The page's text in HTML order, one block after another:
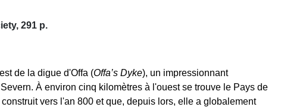
291 p.
de la digue d'Offa (Offa’s Dyke), un impressionnant
À environ cinq kilomètres à l'ouest se trouve le Pays de
vers l'an 800 et que, depuis lors, elle a globalement